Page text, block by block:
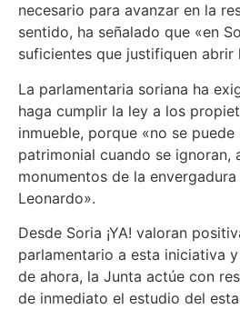
necesario para avanzar en la
sentido, ha señalado que «en
suficientes que justifiquen abrir
La parlamentaria soriana ha
haga cumplir la ley a los
inmueble, porque «no se
patrimonial cuando se ignoran,
monumentos de la
Leonardo».
Desde Soria ¡YA! valoran
parlamentario a esta iniciativa
de ahora, la Junta actúe con
de inmediato el estudio del